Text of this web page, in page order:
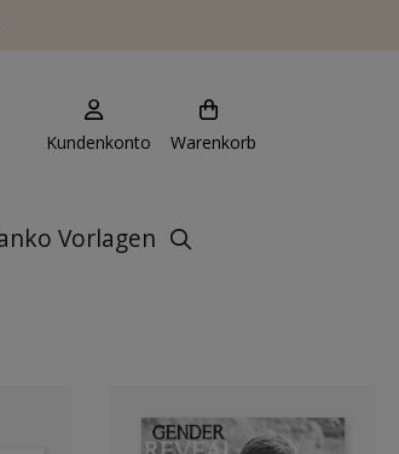
Kundenkonto Warenkorb
Vorlagen